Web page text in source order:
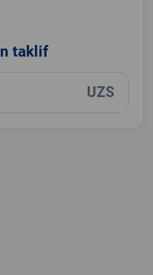
taklif
UZS